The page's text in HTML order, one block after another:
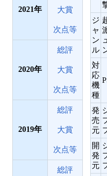
2021 大賞
次点等
2020
総評
大賞
次点等
2019
総評
大賞
次点等
総評
ジ
ャ
ン
ル
対
応
機
種
発
売
元
開
発
元